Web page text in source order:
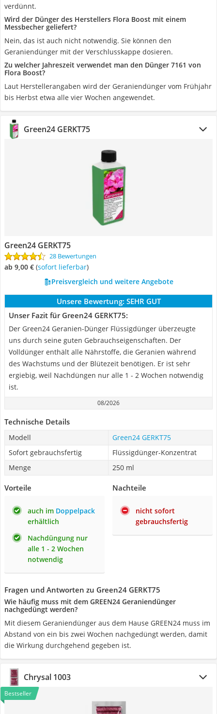
verdünnt.
Wird der Dünger des Herstellers Flora Boost mit einem
Messbecher geliefert?
Nein, das ist auch nicht notwendig. Sie können den
Geraniendünger mit der Verschlusskappe dosieren.
Zu welcher Jahreszeit verwendet man den Dünger 7161 von
Flora Boost?
Laut Herstellerangaben wird der Geraniendünger vom Frühjahr
bis Herbst etwa alle vier Wochen angewendet.
Green24 GERKT75
Green24 GERKT75
28 Bewertungen
ab 9,00 € ( Sofort lieferbar)
Preisvergleich und weitere Angebote
Unsere Bewertung: SEHR GUT
Unser Fazit für Green24 GERKT75:
Der Green24 Geranien-Dünger Flüssigdünger überzeugte
uns durch seine guten Gebrauchseigenschaften. Der
Volldünger enthält alle Nährstoffe, die Geranien während
des Wachstums und der Blütezeit benötigen. Er ist sehr
ergiebig, weil Nachdüngen nur alle 1 - 2 Wochen notwendig
ist.
08/2026
Technische Details
Modell
Green24 GERKT75
Sofort gebrauchsfertig
Flüssigdünger-Konzentrat
Menge
250 ml
Vorteile
auch im Doppelpack
erhältlich
Nachdüngung nur
alle 1 - 2 Wochen
notwendig
Nachteile
nicht sofort
gebrauchsfertig
Fragen und Antworten zu Green24 GERKT75
Wie häufig muss mit dem GREEN24 Geraniendünger
nachgedüngt werden?
Mit diesem Geraniendünger aus dem Hause GREEN24 muss im
Abstand von ein bis zwei Wochen nachgedüngt werden, damit
die Wirkung durchgehend gegeben ist.
Chrysal 1003
Bestseller